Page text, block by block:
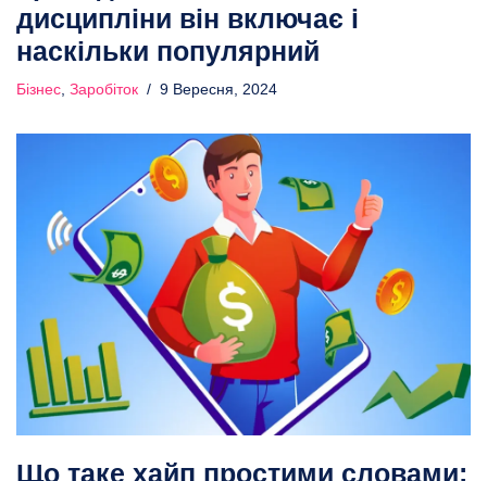
дисципліни він включає і
наскільки популярний
Бізнес Заробіток 9 Вересня, 2024
Що таке хайп простими словами: